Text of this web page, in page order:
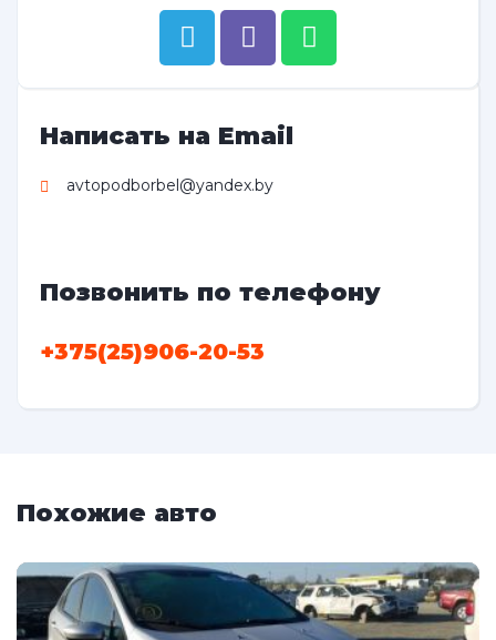
Написать на Email
avtopodborbel@yandex.by
Позвонить по телефону
+375(25)906-20-53
Похожие авто